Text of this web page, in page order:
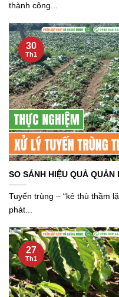
thành công...
SO SÁNH HIỆU QUẢ QUẢN
Tuyến trùng – “kẻ thù thầm
phát...
30
Th1
27
Th1